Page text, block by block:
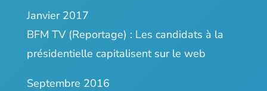
Janvier 2017
BFM TV (Reportage) : Les candidats à la
présidentielle capitalisent sur le web
Septembre 2016